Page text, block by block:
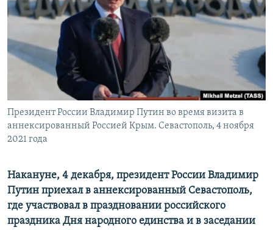
ПРОПАВШИЕ БЕЗ ВЕСТИ
ПОБЕДИТЕЛЕЙ НЕ СУДЯТ?
КРЫМ.НЕПОКОРЕННЫЙ
ELIFBE
УКРАИНСКАЯ ПРОБЛЕМА КРЫМА
ПРИСОЕДИНЯЙТЕСЬ!
Все сайты RFE/RL
Президент России Владимир Путин во время визита в
аннексированный Россией Крым. Севастополь, 4 ноября
2021 года
Накануне, 4 декабря, президент России Владимир
Путин приехал в аннексированный Севастополь,
где участвовал в праздновании российского
праздника Дня народного единства и в заседании